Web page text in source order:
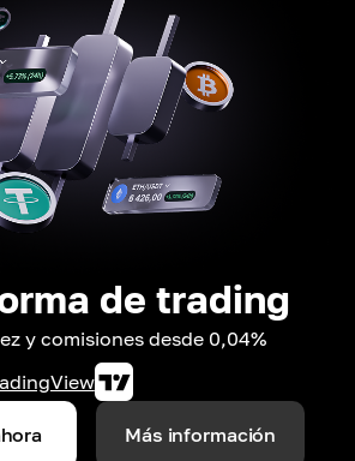
de trading
y comisiones desde 0,04%
Más información